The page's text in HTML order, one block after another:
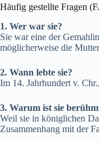
Häufig gestellte Fragen
1. Wer war sie?
Sie war eine der
möglicherweise die
2. Wann lebte sie?
Im 14. Jahrhundert v.
3. Warum ist sie
Weil sie in königlichen
Zusammenhang mit der